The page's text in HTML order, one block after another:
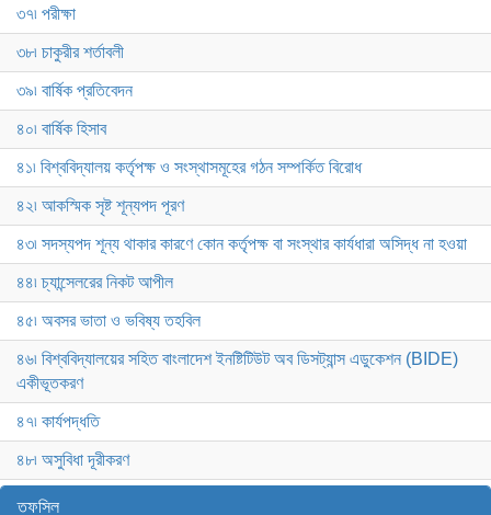
৩৭৷ পরীক্ষা
৩৮৷ চাকুরীর শর্তাবলী
৩৯৷ বার্ষিক প্রতিবেদন
৪০৷ বার্ষিক হিসাব
৪১৷ বিশ্ববিদ্যালয় কর্তৃপক্ষ ও সংস্থাসমূহের গঠন সম্পর্কিত বিরোধ
৪২৷ আকস্মিক সৃষ্ট শূন্যপদ পূরণ
৪৩৷ সদস্যপদ শূন্য থাকার কারণে কোন কর্তৃপক্ষ বা সংস্থার কার্যধারা অসিদ্ধ না হওয়া
৪৪৷ চ্যান্সেলরের নিকট আপীল
৪৫৷ অবসর ভাতা ও ভবিষ্য তহবিল
৪৬৷ বিশ্ববিদ্যালয়ের সহিত বাংলাদেশ ইনষ্টিটিউট অব ডিসট্যান্স এডুকেশন (BIDE)
একীভূতকরণ
৪৭৷ কার্যপদ্ধতি
৪৮৷ অসুবিধা দূরীকরণ
তফসিল